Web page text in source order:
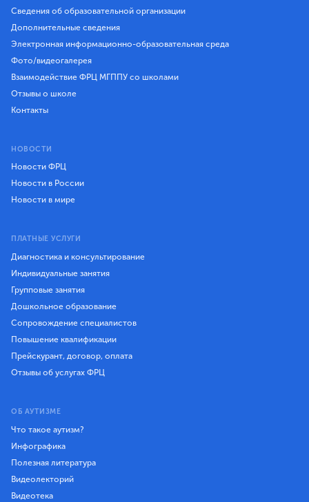
Сведения об образовательной организации
Дополнительные сведения
Электронная информационно-образовательная среда
Фото/видеогалерея
Взаимодействие ФРЦ МГППУ со школами
Отзывы о школе
Контакты
НОВОСТИ
Новости ФРЦ
Новости в России
Новости в мире
ПЛАТНЫЕ УСЛУГИ
Диагностика и консультирование
Индивидуальные занятия
Групповые занятия
Дошкольное образование
Сопровождение специалистов
Повышение квалификации
Прейскурант, договор, оплата
Отзывы об услугах ФРЦ
ОБ АУТИЗМЕ
Что такое аутизм?
Инфографика
Полезная литература
Видеолекторий
Видеотека